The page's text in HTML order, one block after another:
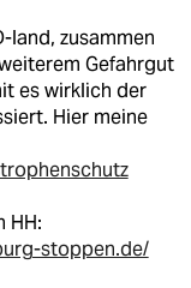
land, zusammen
Gefahrgut
es wirklich der
Hier meine
HH:
stoppen.de/